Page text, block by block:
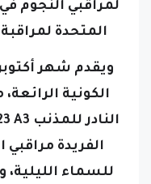
لمراقبي النجوم
المتحدة لمراقبة
الكونية
الفريدة مراقبي
للسماء